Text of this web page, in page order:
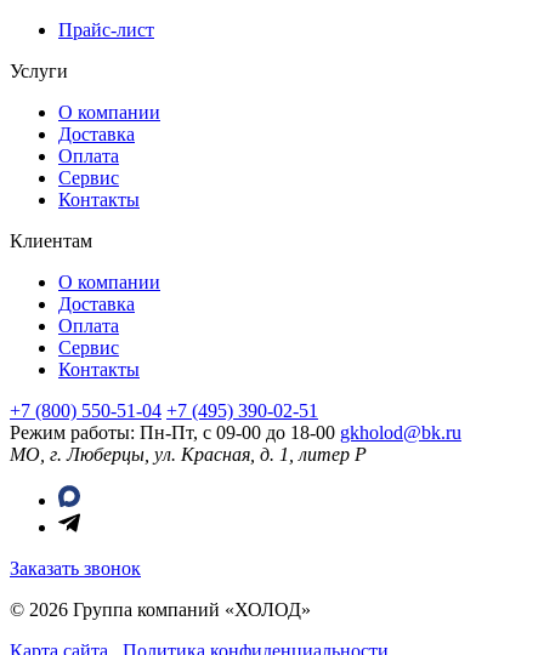
Прайс-лист
Услуги
О компании
Доставка
Оплата
Сервис
Контакты
Клиентам
О компании
Доставка
Оплата
Сервис
Контакты
+7 (800) 550-51-04 +7 (495) 390-02-51
Режим работы: Пн-Пт, с 09-00 до 18-00 gkholod@bk.ru
МО, г. Люберцы, ул. Красная, д. 1, литер Р
Заказать звонок
© 2026 Группа компаний «ХОЛОД»
Карта сайта
Политика конфиденциальности